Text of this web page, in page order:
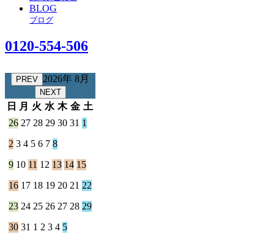
BLOG
ブログ
0120-554-506
PREV 2026年 8月
NEXT
日 月 火 水 木 金 土
26 27 28 29 30 31 1
2 3 4 5 6 7 8
9 10 11 12 13 14 15
16 17 18 19 20 21 22
23 24 25 26 27 28 29
30 31 1 2 3 4 5